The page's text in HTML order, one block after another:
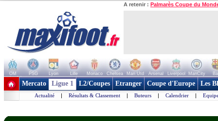
A retenir : Palmarès Coupe du
OM PSG Lyon Lille Monaco Chelsea Man Utd Arsenal Liverpool ManCity
+ de clubs
Mercato Ligue 1 L2/Coupes Etranger Coupe d'Europe Les
Actualité | Résultats & Classement | Buteurs | Calendrier |